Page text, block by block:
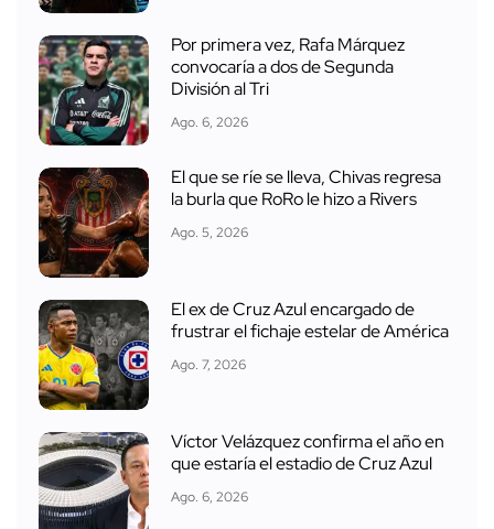
Por primera vez, Rafa Márquez
convocaría a dos de Segunda
División al Tri
Ago. 6, 2026
El que se ríe se lleva, Chivas regresa
la burla que RoRo le hizo a Rivers
Ago. 5, 2026
El ex de Cruz Azul encargado de
frustrar el fichaje estelar de América
Ago. 7, 2026
Víctor Velázquez confirma el año en
que estaría el estadio de Cruz Azul
Ago. 6, 2026